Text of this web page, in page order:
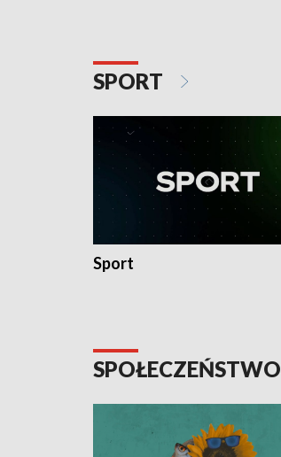
SPORT
Sport
SPOŁECZEŃSTWO